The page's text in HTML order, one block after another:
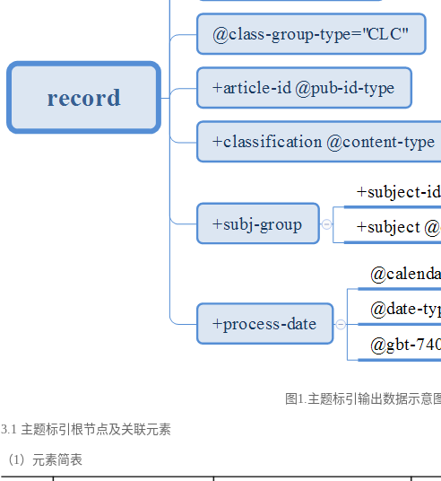
图1.主题标引输出数据示意
3.1 主题标引根节点及关联元素
（1）元素简表